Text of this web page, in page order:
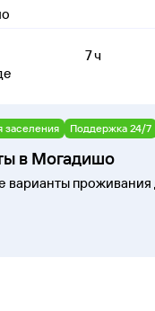
7 ч
заселения Поддержка 24/7
в Могадишо
проживания